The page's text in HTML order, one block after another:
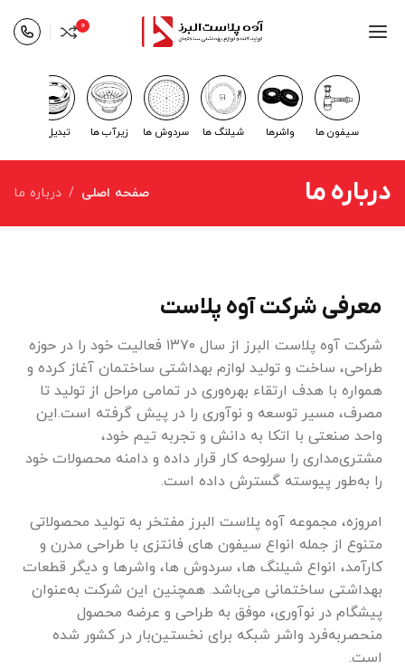
0
سیفون ها واشرها شیلنگ ها سردوش ها زیرآب ها تبدیل ها
درباره ما صفحه اصلی درباره ما
معرفی شرکت آوه پلاست
شرکت آوه پلاست البرز از سال ۱۳۷۰ فعالیت خود را در حوزه
طراحی، ساخت و تولید لوازم بهداشتی ساختمان آغاز کرده و
همواره با هدف ارتقاء بهره‌وری در تمامی مراحل از تولید تا
مصرف، مسیر توسعه و نوآوری را در پیش گرفته است.این
واحد صنعتی با اتکا به دانش و تجربه تیم خود،
مشتری‌مداری را سرلوحه کار قرار داده و دامنه محصولات خود
را به‌طور پیوسته گسترش داده است.
امروزه، مجموعه آوه پلاست البرز مفتخر به تولید محصولاتی
متنوع از جمله انواع سیفون های فانتزی با طراحی مدرن و
کارآمد، انواع شیلنگ ها، سردوش ها، واشرها و دیگر قطعات
بهداشتی ساختمانی می‌باشد. همچنین این شرکت به‌عنوان
پیشگام در نوآوری، موفق به طراحی و عرضه محصول
منحصر‌به‌فرد واشر شبکه برای نخستین‌بار در کشور شده
است.